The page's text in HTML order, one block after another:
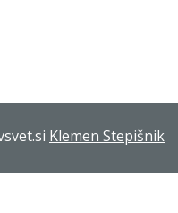
Klemen Stepišnik